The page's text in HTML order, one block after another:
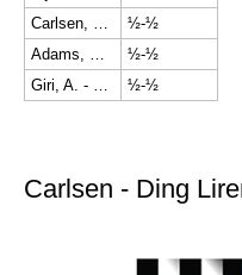
½-½
½-½
½-½
Carlsen - Ding